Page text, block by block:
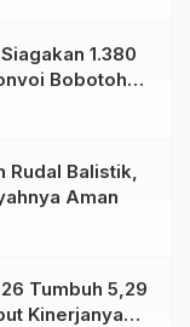
1.380
Bobotoh
Rudal Balistik,
Aman
Tumbuh 5,29
Kinerjanya